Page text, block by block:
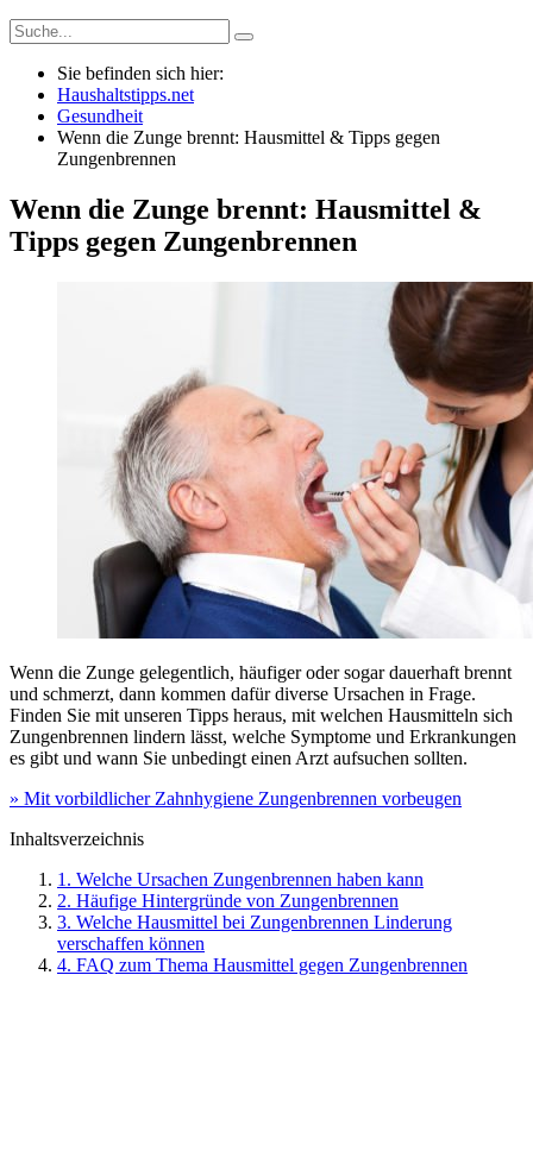
Sie befinden sich hier:
Haushaltstipps.net
Gesundheit
Wenn die Zunge brennt: Hausmittel & Tipps gegen
Zungenbrennen
Wenn die Zunge brennt: Hausmittel &
Tipps gegen Zungenbrennen
Wenn die Zunge gelegentlich, häufiger oder sogar dauerhaft brennt
und schmerzt, dann kommen dafür diverse Ursachen in Frage.
Finden Sie mit unseren Tipps heraus, mit welchen Hausmitteln sich
Zungenbrennen lindern lässt, welche Symptome und Erkrankungen
es gibt und wann Sie unbedingt einen Arzt aufsuchen sollten.
» Mit vorbildlicher Zahnhygiene Zungenbrennen vorbeugen
Inhaltsverzeichnis
1. Welche Ursachen Zungenbrennen haben kann
2. Häufige Hintergründe von Zungenbrennen
3. Welche Hausmittel bei Zungenbrennen Linderung
verschaffen können
4. FAQ zum Thema Hausmittel gegen Zungenbrennen